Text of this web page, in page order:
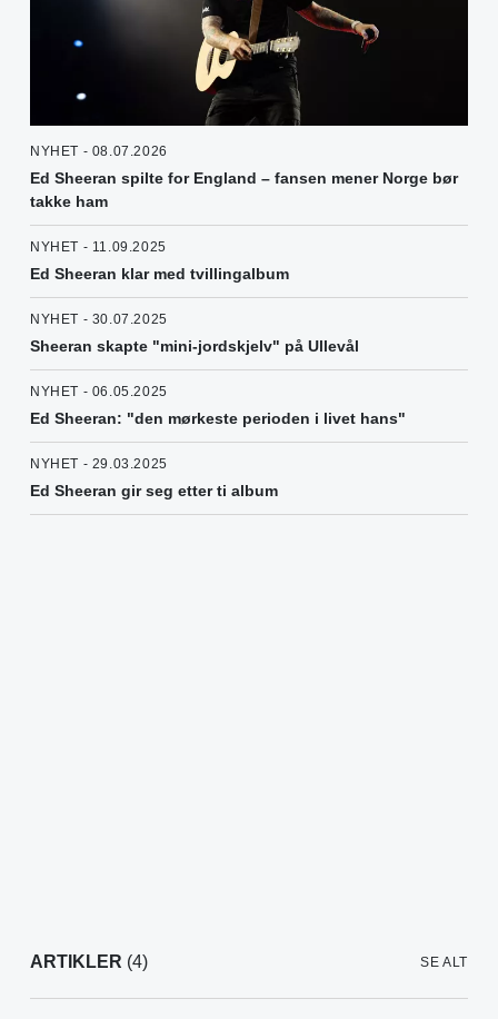
NYHET - 08.07.2026
Ed Sheeran spilte for England – fansen mener Norge bør
takke ham
NYHET - 11.09.2025
Ed Sheeran klar med tvillingalbum
NYHET - 30.07.2025
Sheeran skapte "mini-jordskjelv" på Ullevål
NYHET - 06.05.2025
Ed Sheeran: "den mørkeste perioden i livet hans"
NYHET - 29.03.2025
Ed Sheeran gir seg etter ti album
ARTIKLER (4) SE ALT